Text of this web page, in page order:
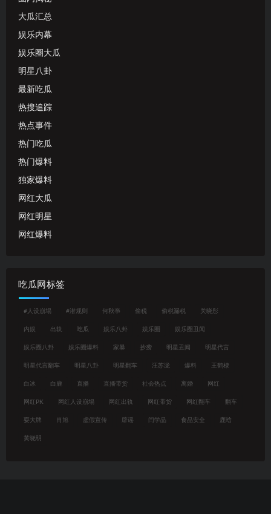
大瓜汇总
娱乐内幕
娱乐圈大瓜
明星八卦
最新吃瓜
热搜追踪
热点事件
热门吃瓜
热门爆料
独家爆料
网红大瓜
网红明星
网红爆料
吃瓜网标签
#人设崩塌 #潜规则 何秋亊 偷税 偷税漏税 关晓彤
内娱 出轨 吃瓜 娱乐八卦 娱乐圈 娱乐圈丑闻
娱乐圈八卦 娱乐圈爆料 家暴 抄袭 明星丑闻 明星代言
明星代言翻车 明星八卦 明星翻车 汪苏泷 爆料 王鹤棣
白冰 白鹿 直播 直播带货 社会热点 离婚 网红
网红PK 网红人设崩塌 网红出轨 网红带货 网红翻车 翻车
耍大牌 肖旭 虚假宣传 辟谣 闫学晶 食品安全 鹿晗
黄晓明